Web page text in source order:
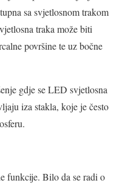
sa svjetlosnom trakom
traka može biti
površine te uz bočne
gdje se LED svjetlosna
iza stakla, koje je često
funkcije. Bilo da se radi o